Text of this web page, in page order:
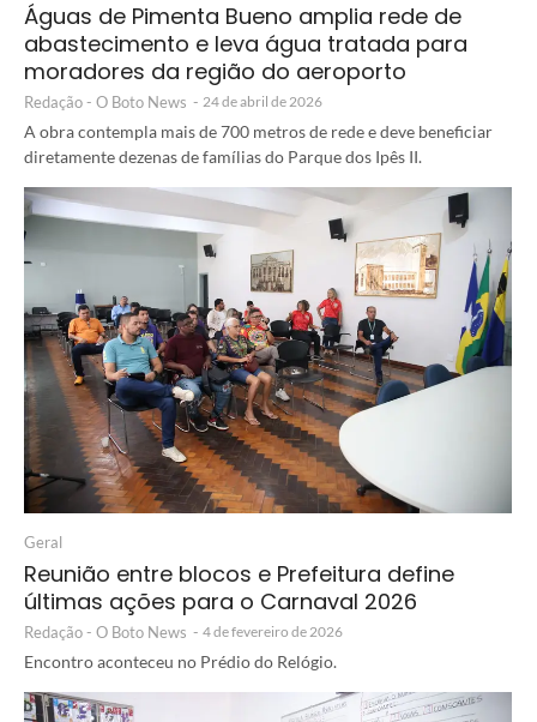
Águas de Pimenta Bueno amplia rede de
abastecimento e leva água tratada para
moradores da região do aeroporto
Redação - O Boto News - 24 de abril de 2026
A obra contempla mais de 700 metros de rede e deve beneficiar
diretamente dezenas de famílias do Parque dos Ipês II.
Geral
Reunião entre blocos e Prefeitura define
últimas ações para o Carnaval 2026
Redação - O Boto News - 4 de fevereiro de 2026
Encontro aconteceu no Prédio do Relógio.